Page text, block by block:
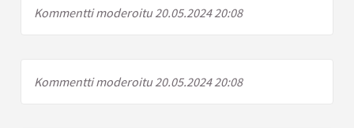
Kommentti moderoitu 20.05.2024 20:08
Kommentti moderoitu 20.05.2024 20:08